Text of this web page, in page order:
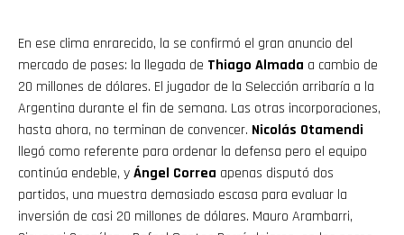
En ese clima enrarecido, la se confirmó el gran anuncio del
mercado de pases: la llegada de Thiago Almada a cambio de
20 millones de dólares. El jugador de la Selección arribaría a la
Argentina durante el fin de semana. Las otras incorporaciones,
hasta ahora, no terminan de convencer. Nicolás Otamendi
llegó como referente para ordenar la defensa pero el equipo
continúa endeble, yÁngel Correa apenas disputó dos
partidos, una muestra demasiado escasa para evaluar la
inversión de casi 20 millones de dólares. Mauro Arambarri,